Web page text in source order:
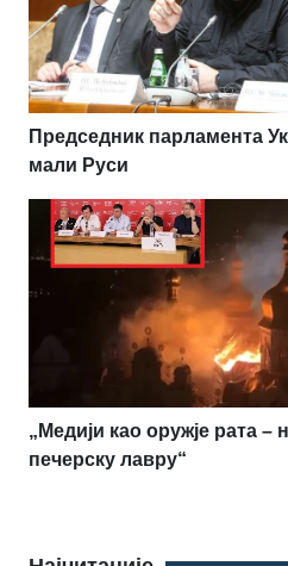
Председник парламента
мали Руси
„Медији као оружје рата –
печерску лавру“